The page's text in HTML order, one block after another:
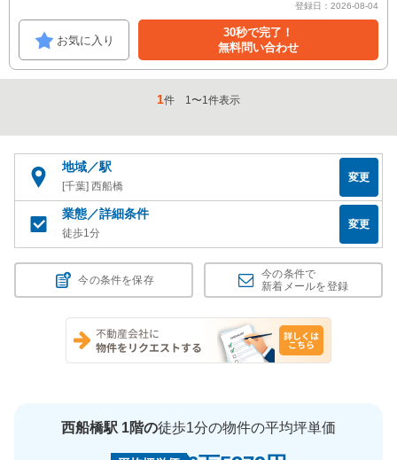
登録日：2026-08-04
お気に入り
30秒で完了！
無料問い合わせ
1件 1〜1件表示
地域／駅
[千葉] 西船橋
変更
業態／詳細条件
徒歩1分
変更
今の条件を保存
今の条件で
新着メールを登録
西船橋駅 1階の徒歩1分の物件の平均坪単価